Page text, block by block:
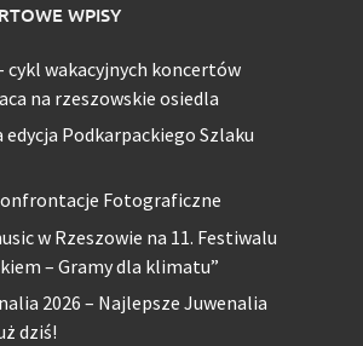
WPISY
cykl wakacyjnych koncertów
na rzeszowskie osiedla
Podkarpackiego Szlaku
Fotograficzne
w Rzeszowie na 11. Festiwalu
– Gramy dla klimatu”
2026 – Najlepsze Juwenalia
dziś!